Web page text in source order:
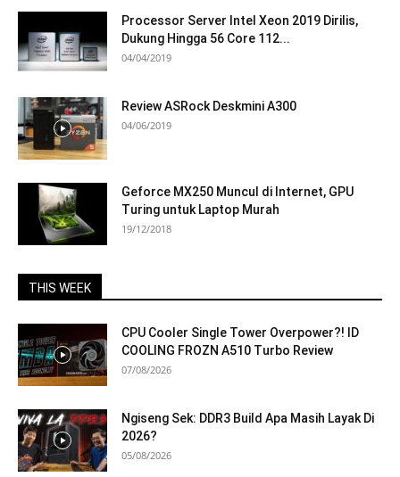
Processor Server Intel Xeon 2019 Dirilis,
Dukung Hingga 56 Core 112...
04/04/2019
Review ASRock Deskmini A300
04/06/2019
Geforce MX250 Muncul di Internet, GPU
Turing untuk Laptop Murah
19/12/2018
THIS WEEK
CPU Cooler Single Tower Overpower?! ID
COOLING FROZN A510 Turbo Review
07/08/2026
Ngiseng Sek: DDR3 Build Apa Masih Layak Di
2026?
05/08/2026